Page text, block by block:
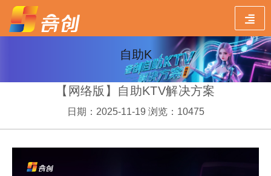
自助K
【网络版】自助KTV解决方案
日期：2025-11-19 浏览：10475